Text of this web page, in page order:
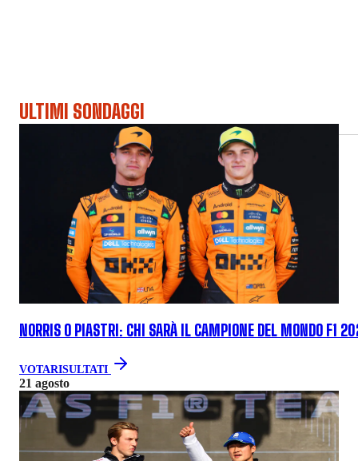
ULTIMI SONDAGGI
NORRIS O PIASTRI: CHI SARÀ IL CAMPIONE DEL MONDO F1
VOTARISULTATI
21 agosto